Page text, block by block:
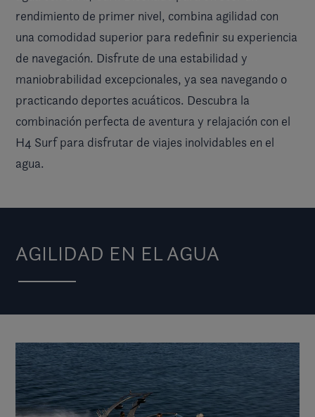
rendimiento de primer nivel, combina agilidad con
una comodidad superior para redefinir su experiencia
de navegación. Disfrute de una estabilidad y
maniobrabilidad excepcionales, ya sea navegando o
practicando deportes acuáticos. Descubra la
combinación perfecta de aventura y relajación con el
H4 Surf para disfrutar de viajes inolvidables en el
agua.
AGILIDAD EN EL AGUA